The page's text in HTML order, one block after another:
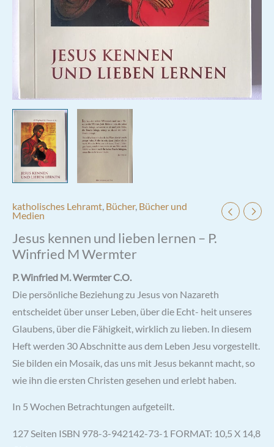
katholisches Lehramt, Bücher, Bücher und
Medien
Jesus kennen und lieben lernen – P.
Winfried M Wermter
P. Winfried M. Wermter C.O.
Die persönliche Beziehung zu Jesus von Nazareth
entscheidet über unser Leben, über die Echt- heit unseres
Glaubens, über die Fähigkeit, wirklich zu lieben. In diesem
Heft werden 30 Abschnitte aus dem Leben Jesu vorgestellt.
Sie bilden ein Mosaik, das uns mit Jesus bekannt macht, so
wie ihn die ersten Christen gesehen und erlebt haben.
In 5 Wochen Betrachtungen aufgeteilt.
127 Seiten ISBN 978-3-942142-73-1 FORMAT: 10,5 X 14,8